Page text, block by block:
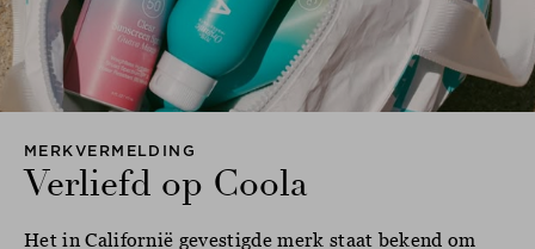
MERKVERMELDING
Verliefd op Coola
Het in Californië gevestigde merk staat bekend om